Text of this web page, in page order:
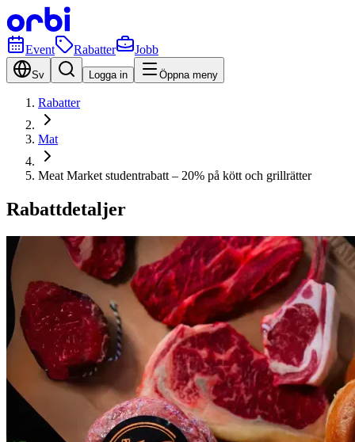
Event Rabatter Jobb
Sv Logga in Öppna meny
Rabatter
Mat
Meat Market studentrabatt – 20% på kött och grillrätter
Rabattdetaljer